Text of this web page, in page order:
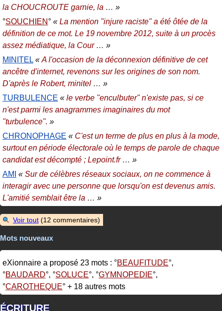
la CHOUCROUTE garnie, la … »
SOUCHIEN
« La mention "injure raciste" a été ôtée de la
définition de ce mot. Le 19 novembre 2012, suite à un procès
assez médiatique, la Cour… »
MINITEL « A l'occasion de la déconnexion définitive de cet
ancêtre d'internet, revenons sur les origines de son nom.
D'après le Robert, minitel … »
TURBULENCE « le verbe "enculbuter" n'existe pas, si ce
n'est parmi les anagrammes imaginaires du mot
"turbulence". »
CHRONOPHAGE « C'est un terme de plus en plus à la mode,
surtout en période électorale où le temps de parole de chaque
candidat est décompté ; Lepoint.fr… »
AMI « Sur de célèbres réseaux sociaux, on ne commence à
interagir avec une personne que lorsqu'on est devenus amis.
L'amitié semblait être la … »
Voir tout (12 commentaires)
Mots nouveaux
eXionnaire a proposé 23 mots : BEAUFITUDE
BAUDARD
SOLUCE GYMNOPEDIE
CAROTHEQUE
+ 18 autres mots
ÉCRITURE